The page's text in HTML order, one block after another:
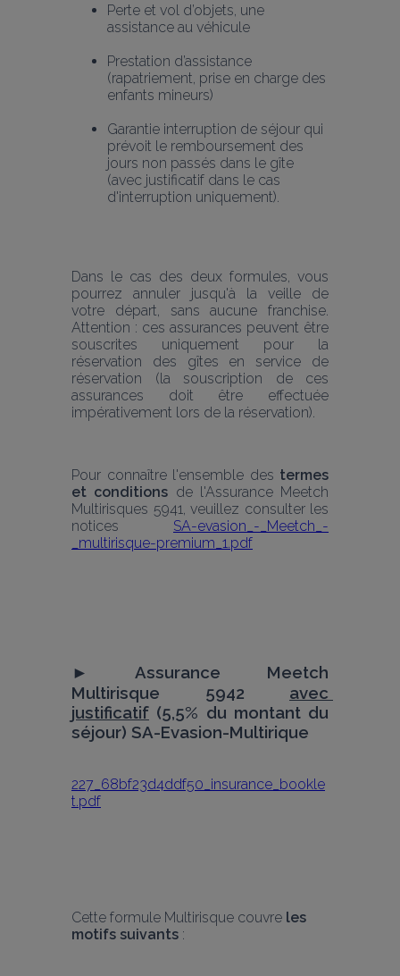
Perte et vol d’objets, une
assistance au véhicule
Prestation d’assistance
(rapatriement, prise en charge des
enfants mineurs)
Garantie interruption de séjour qui
prévoit le remboursement des
jours non passés dans le gîte
(avec justificatif dans le cas
d'interruption uniquement).
Dans le cas des deux formules, vous
pourrez annuler jusqu'à la veille de
votre départ, sans aucune franchise.
Attention : ces assurances peuvent être
souscrites uniquement pour la
réservation des gîtes en service de
réservation (la souscription de ces
assurances doit être effectuée
impérativement lors de la réservation).
Pour connaître l'ensemble des termes
et conditions de l'Assurance Meetch
Multirisques 5941, veuillez consulter les
notices SA-evasion_-_Meetch_-
_multirisque-premium_1.pdf
► Assurance Meetch
Multirisque 5942 avec
justificatif (5,5% du montant du
séjour) SA-Evasion-Multirique
227_68bf23d4ddf50_insurance_bookle
t.pdf
Cette formule Multirisque couvre les
motifs suivants :